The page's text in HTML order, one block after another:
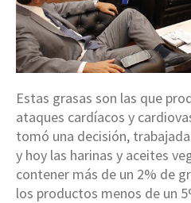
Estas grasas son las que
ataques cardíacos y
tomó una decisión,
y hoy las harinas y aceites
contener más de un 2% de
los productos menos de un